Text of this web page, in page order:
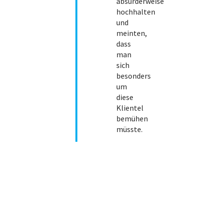
hochhalten
und
meinten,
dass
man
sich
besonders
um
diese
Klientel
bemühen
müsste.